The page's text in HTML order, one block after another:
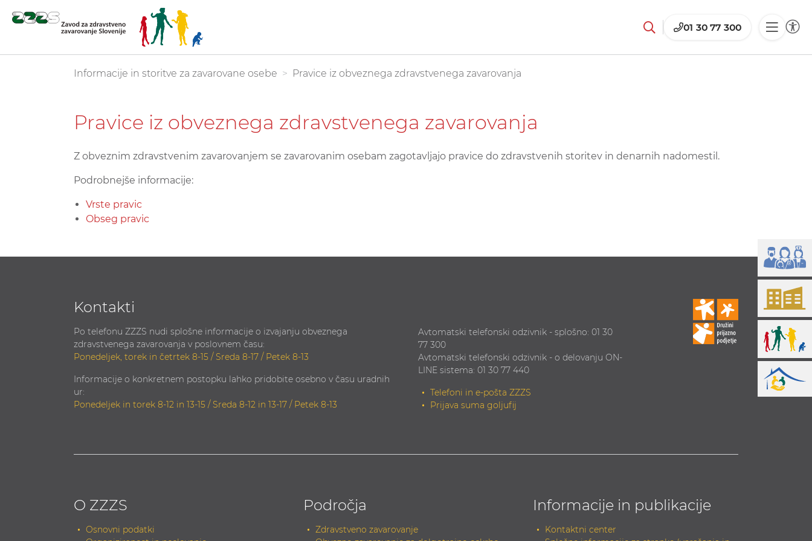
01 30 77 300
You are here:
Informacije in storitve za zavarovane osebe Pravice iz obveznega zdravstvenega zavarovanja
Pravice iz obveznega zdravstvenega zavarovanja
Z obveznim zdravstvenim zavarovanjem se zavarovanim osebam zagotavljajo pravice do zdravstvenih storitev in denarnih nadomestil.
Podrobnejše informacije:
Vrste pravic
Obseg pravic
Kontakti
Po telefonu ZZZS nudi splošne informacije o izvajanju obveznega
zdravstvenega zavarovanja v poslovnem času:
Ponedeljek, torek in četrtek 8-15 / Sreda 8-17 / Petek 8-13
Informacije o konkretnem postopku lahko pridobite osebno v času uradnih
ur:
Ponedeljek in torek 8-12 in 13-15 / Sreda 8-12 in 13-17 / Petek 8-13
Avtomatski telefonski odzivnik - splošno: 01 30
77 300
Avtomatski telefonski odzivnik - o delovanju ON-
LINE sistema: 01 30 77 440
Telefoni in e-pošta ZZZS
Prijava suma goljufij
O ZZZS
Osnovni podatki
Področja
Zdravstveno zavarovanje
Informacije in publikacije
Kontaktni center